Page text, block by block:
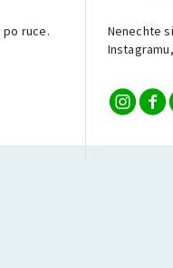
po ruce.
Nenechte